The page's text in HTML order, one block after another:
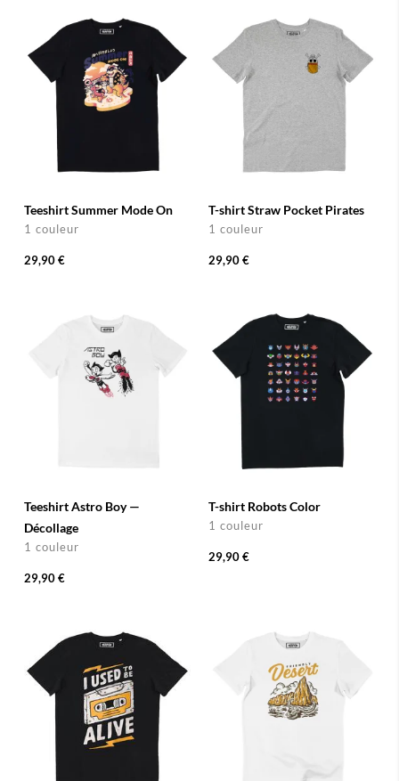
Teeshirt Summer Mode On
1 couleur
29,90 €
T-shirt Straw Pocket Pirates
1 couleur
29,90 €
Teeshirt Astro Boy —
Décollage
1 couleur
29,90 €
T-shirt Robots Color
1 couleur
29,90 €